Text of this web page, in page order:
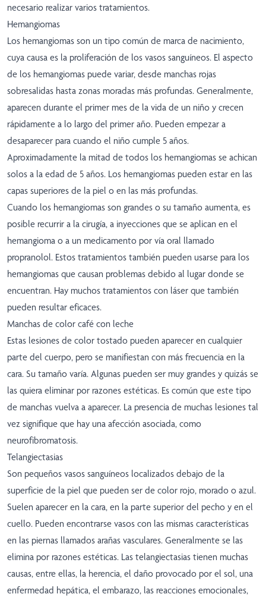
necesario realizar varios tratamientos.
Hemangiomas
Los hemangiomas son un tipo común de marca de nacimiento,
cuya causa es la proliferación de los vasos sanguíneos. El aspecto
de los hemangiomas puede variar, desde manchas rojas
sobresalidas hasta zonas moradas más profundas. Generalmente,
aparecen durante el primer mes de la vida de un niño y crecen
rápidamente a lo largo del primer año. Pueden empezar a
desaparecer para cuando el niño cumple 5 años.
Aproximadamente la mitad de todos los hemangiomas se achican
solos a la edad de 5 años. Los hemangiomas pueden estar en las
capas superiores de la piel o en las más profundas.
Cuando los hemangiomas son grandes o su tamaño aumenta, es
posible recurrir a la cirugía, a inyecciones que se aplican en el
hemangioma o a un medicamento por vía oral llamado
propranolol. Estos tratamientos también pueden usarse para los
hemangiomas que causan problemas debido al lugar donde se
encuentran. Hay muchos tratamientos con láser que también
pueden resultar eficaces.
Manchas de color café con leche
Estas lesiones de color tostado pueden aparecer en cualquier
parte del cuerpo, pero se manifiestan con más frecuencia en la
cara. Su tamaño varía. Algunas pueden ser muy grandes y quizás se
las quiera eliminar por razones estéticas. Es común que este tipo
de manchas vuelva a aparecer. La presencia de muchas lesiones tal
vez signifique que hay una afección asociada, como
neurofibromatosis.
Telangiectasias
Son pequeños vasos sanguíneos localizados debajo de la
superficie de la piel que pueden ser de color rojo, morado o azul.
Suelen aparecer en la cara, en la parte superior del pecho y en el
cuello. Pueden encontrarse vasos con las mismas características
en las piernas llamados arañas vasculares. Generalmente se las
elimina por razones estéticas. Las telangiectasias tienen muchas
causas, entre ellas, la herencia, el daño provocado por el sol, una
enfermedad hepática, el embarazo, las reacciones emocionales,